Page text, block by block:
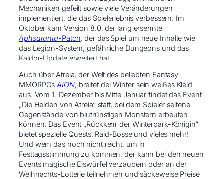
Mechaniken gefeilt sowie viele Veränderungen
implementiert, die das Spielerlebnis verbessern. Im
Oktober kam Version 8.0, der lang ersehnte
Aphsaranta-Patch, der das Spiel um neue Inhalte wie
das Legion-System, gefährliche Dungeons und das
Kaldor-Update erweitert hat.
Auch über Atreia, der Welt des beliebten Fantasy-
MMORPGsAION, breitet der Winter sein weißes Kleid
aus. Vom 1. Dezember bis Mitte Januar findet das Event
„Die Helden von Atreia“ statt, bei dem Spieler seltene
Gegenstände von blutrünstigen Monstern erbeuten
können. Das Event „Rückkehr der Winterpark-Königin“
bietet spezielle Quests, Raid-Bosse und vieles mehr!
Und wem das noch nicht reicht, um in
Festtagsstimmung zu kommen, der kann bei den neuen
Events magische Eiswürfel verzaubern oder an der
Weihnachts-Lotterie teilnehmen und säckeweise Preise